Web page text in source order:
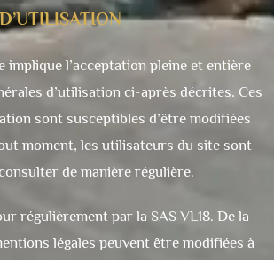
implique l’acceptation pleine et entière
d’utilisation ci-après décrites. Ces
sont susceptibles d’être modifiées
moment, les utilisateurs du site sont
de manière régulière.
régulièrement par la SAS VL18. De la
légales peuvent être modifiées à